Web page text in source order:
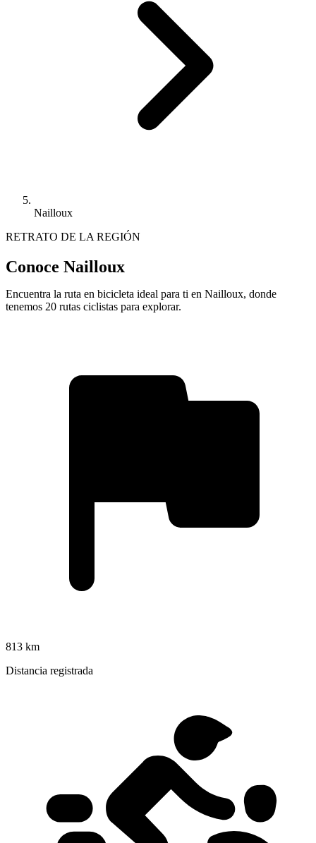
Nailloux
RETRATO DE LA REGIÓN
Conoce Nailloux
Encuentra la ruta en bicicleta ideal para ti en Nailloux, donde
tenemos 20 rutas ciclistas para explorar.
813 km
Distancia registrada